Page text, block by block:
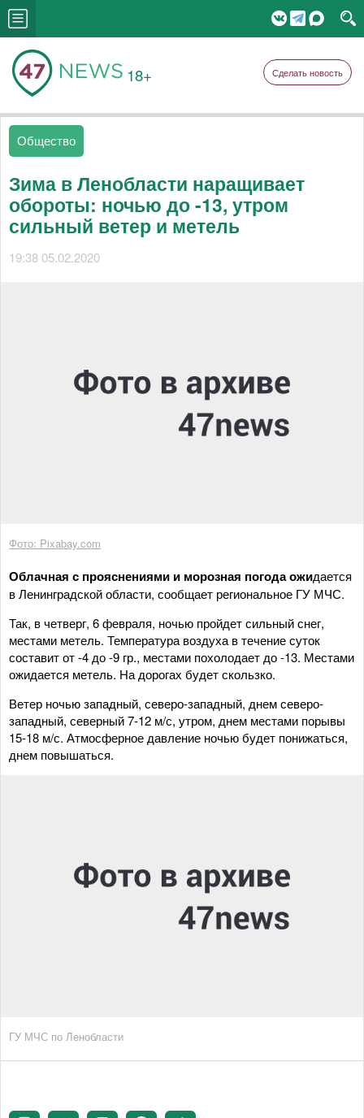
18+ Сделать новость
Общество
Зима в Ленобласти наращивает
обороты: ночью до -13, утром
сильный ветер и метель
19:38 05.02.2020
Фото: Pixabay.com
Облачная с прояснениями и морозная погода ожидается
в Ленинградской области, сообщает региональное ГУ МЧС.
Так, в четверг, 6 февраля, ночью пройдет сильный снег,
местами метель. Температура воздуха в течение суток
составит от -4 до -9 гр., местами похолодает до -13. Местами
ожидается метель. На дорогах будет скользко.
Ветер ночью западный, северо-западный, днем северо-
западный, северный 7-12 м/с, утром, днем местами порывы
15-18 м/с. Атмосферное давление ночью будет понижаться,
днем повышаться.
ГУ МЧС по Ленобласти